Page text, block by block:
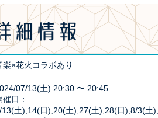
楽×花火コラボあり
07/13(土) 20:30 〜 20:45
催日：
13(土),14(日),20(土),27(土),28(日),8/3(土